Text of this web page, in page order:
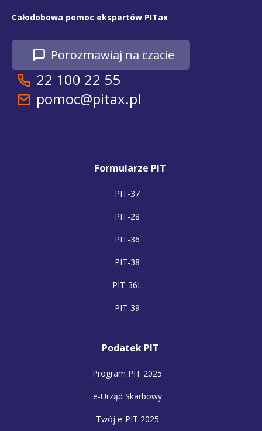
Całodobowa pomoc ekspertów PITax
Porozmawiaj na czacie
22 100 22 55
pomoc@pitax.pl
Formularze PIT
PIT-37
PIT-28
PIT-36
PIT-38
PIT-36L
PIT-39
Podatek PIT
Program PIT 2025
e-Urząd Skarbowy
Twój e-PIT 2025